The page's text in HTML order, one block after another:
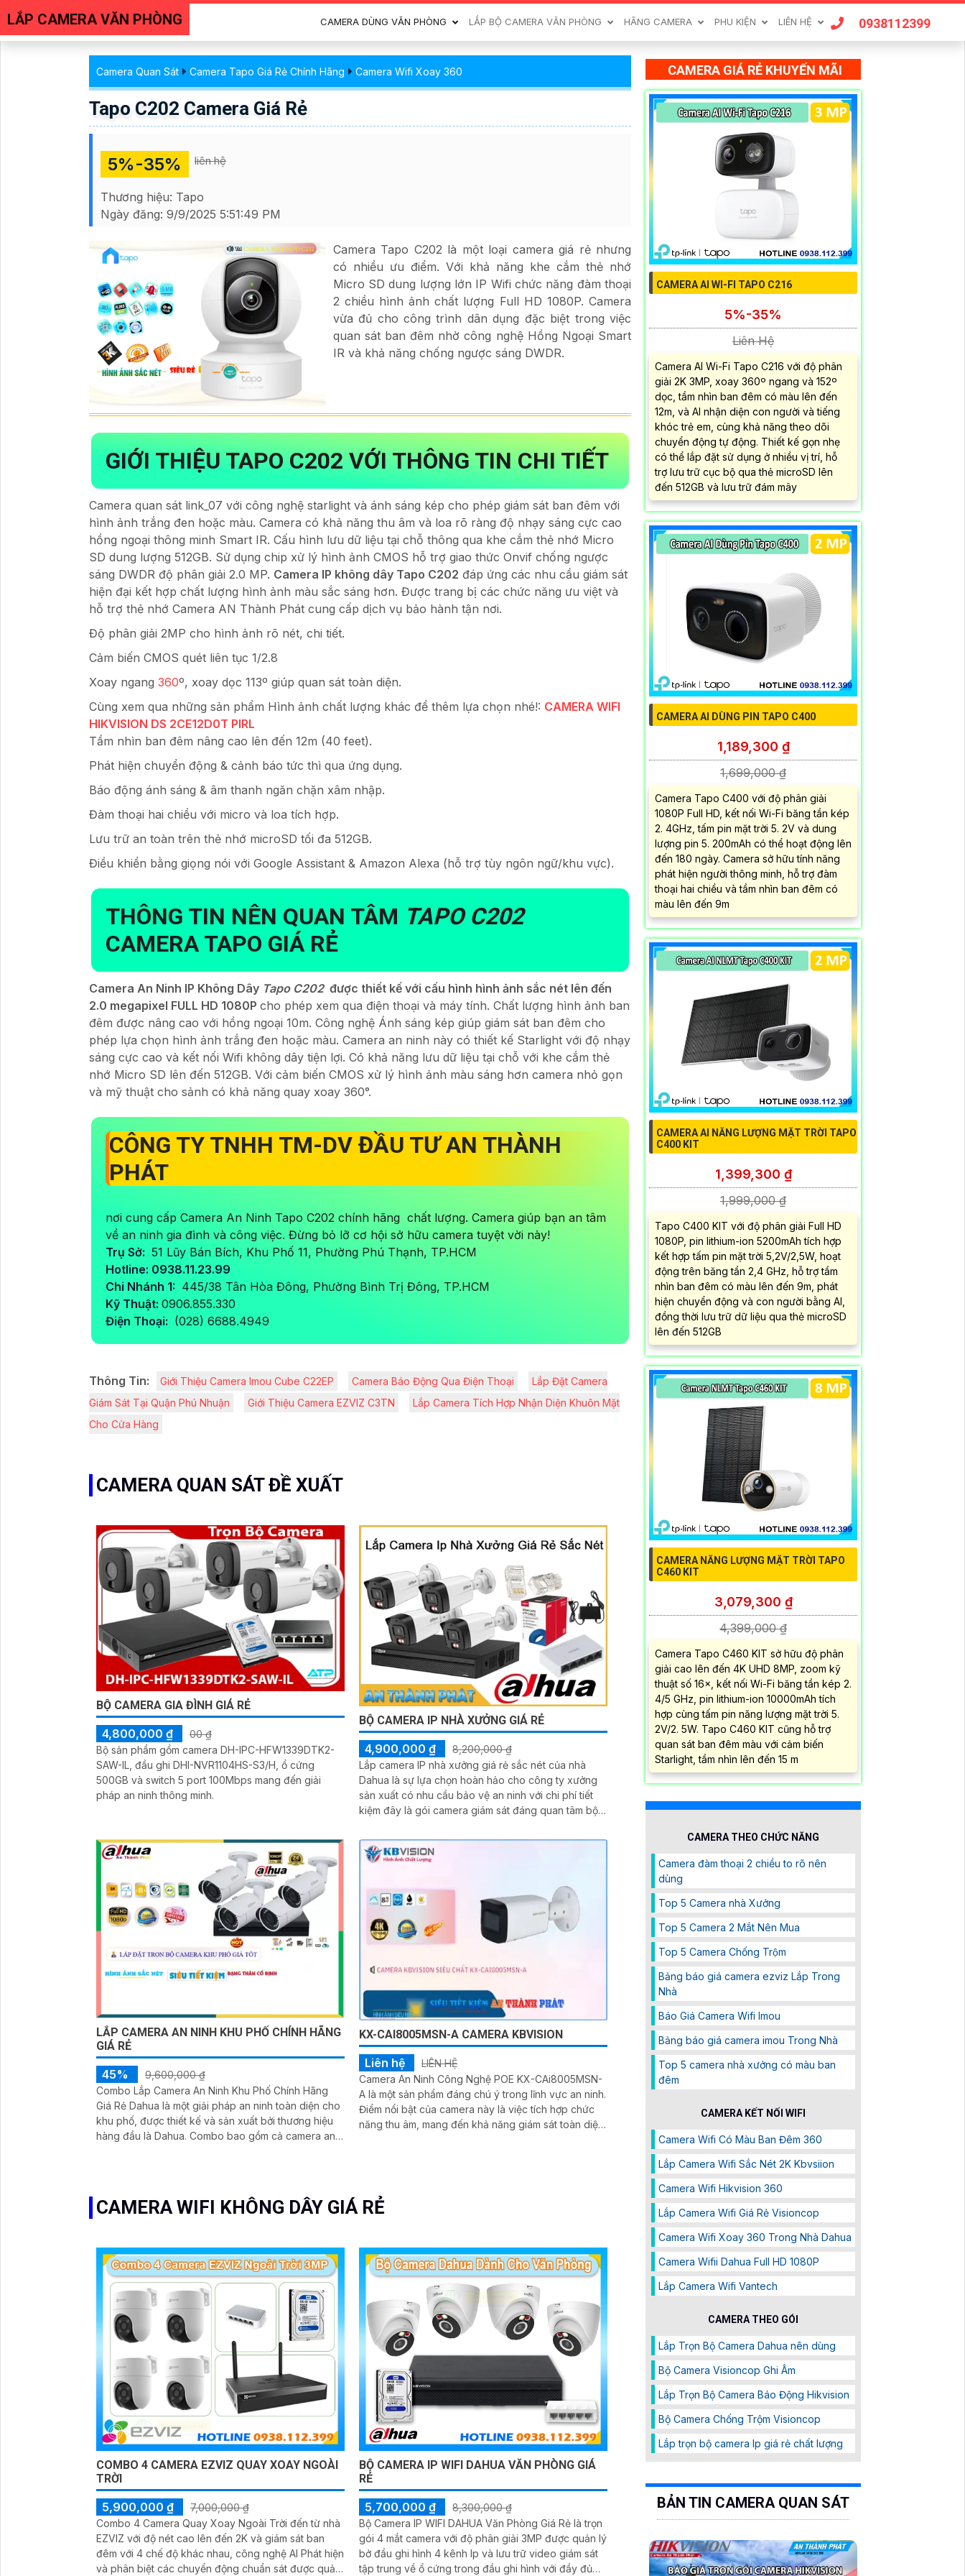
LẮP CAMERA VĂN PHÒNG CAMERA DÙNG VĂN PHÒNG LẮP BỘ CAMERA VĂN PHÒNG HÃNG CAMERA PHU KIỆN LIÊN HỆ 0938112399
Camera Quan Sát Camera Tapo Giá Rẻ Chính Hãng Camera Wifi Xoay 360
Tapo C202 Camera Giá Rẻ
5%-35% liên hệ
Thương hiệu: Tapo
Ngày đăng: 9/9/2025 5:51:49 PM
Camera Tapo C202 là một loại camera giá rẻ nhưng
có nhiều ưu điểm. Với khả năng khe cắm thẻ nhớ
Micro SD dung lượng lớn IP Wifi chức năng đàm thoại
2 chiều hình ảnh chất lượng Full HD 1080P. Camera
vừa đủ cho công trình dân dụng đặc biệt trong việc
quan sát ban đêm nhờ công nghệ Hồng Ngoại Smart
IR và khả năng chống ngược sáng DWDR.
GIỚI THIỆU TAPO C202 VỚI THÔNG TIN CHI TIẾT
Camera quan sát link_07 với công nghệ starlight và ánh sáng kép cho phép giám sát ban đêm với
hình ảnh trắng đen hoặc màu. Camera có khả năng thu âm và loa rõ ràng độ nhạy sáng cực cao
hồng ngoại thông minh Smart IR. Cấu hình lưu dữ liệu tại chỗ thông qua khe cắm thẻ nhớ Micro
SD dung lượng 512GB. Sử dụng chip xử lý hình ảnh CMOS hỗ trợ giao thức Onvif chống ngược
sáng DWDR độ phân giải 2.0 MP. Camera IP không dây Tapo C202 đáp ứng các nhu cầu giám sát
hiện đại kết hợp chất lượng hình ảnh màu sắc sáng hơn. Được trang bị các chức năng ưu việt và
hỗ trợ thẻ nhớ Camera AN Thành Phát cung cấp dịch vụ bảo hành tận nơi.
Độ phân giải 2MP cho hình ảnh rõ nét, chi tiết.
Cảm biến CMOS quét liên tục 1/2.8
Xoay ngang 360º, xoay dọc 113º giúp quan sát toàn diện.
Cùng xem qua những sản phẩm Hình ảnh chất lượng khác để thêm lựa chọn nhé!: CAMERA WIFI
HIKVISION DS 2CE12D0T PIRL
Tầm nhìn ban đêm nâng cao lên đến 12m (40 feet).
Phát hiện chuyển động & cảnh báo tức thì qua ứng dụng.
Báo động ánh sáng & âm thanh ngăn chặn xâm nhập.
Đàm thoại hai chiều với micro và loa tích hợp.
Lưu trữ an toàn trên thẻ nhớ microSD tối đa 512GB.
Điều khiển bằng giọng nói với Google Assistant & Amazon Alexa (hỗ trợ tùy ngôn ngữ/khu vực).
THÔNG TIN NÊN QUAN TÂM TAPO C202
CAMERA TAPO GIÁ RẺ
Camera An Ninh IP Không Dây Tapo C202được thiết kế với cấu hình hình ảnh sắc nét lên đến
2.0 megapixel FULL HD 1080P cho phép xem qua điện thoại và máy tính. Chất lượng hình ảnh ban
đêm được nâng cao với hồng ngoại 10m. Công nghệ Ánh sáng kép giúp giám sát ban đêm cho
phép lựa chọn hình ảnh trắng đen hoặc màu. Camera an ninh này có thiết kế Starlight với độ nhạy
sáng cực cao và kết nối Wifi không dây tiện lợi. Có khả năng lưu dữ liệu tại chỗ với khe cắm thẻ
nhớ Micro SD lên đến 512GB. Với cảm biến CMOS xử lý hình ảnh màu sáng hơn camera nhỏ gọn
và mỹ thuật cho sảnh có khả năng quay xoay 360°.
CÔNG TY TNHH TM-DV ĐẦU TƯ AN THÀNH
PHÁT
nơi cung cấp Camera An Ninh Tapo C202 chính hãng chất lượng. Camera giúp bạn an tâm
về an ninh gia đình và công việc. Đừng bỏ lỡ cơ hội sở hữu camera tuyệt vời này!
Trụ Sở: 51 Lũy Bán Bích, Khu Phố 11, Phường Phú Thạnh, TP.HCM
Hotline: 0938.11.23.99
Chi Nhánh 1: 445/38 Tân Hòa Đông, Phường Bình Trị Đông, TP.HCM
Kỹ Thuật: 0906.855.330
Điện Thoại: (028) 6688.4949
Thông Tin: Giới Thiệu Camera Imou Cube C22EP Camera Báo Động Qua Điện Thoại
Lắp Đặt Camera
Giám Sát Tại Quận Phú Nhuận
Giới Thiệu Camera EZVIZ C3TN
Lắp Camera Tích Hợp Nhận Diện Khuôn Mặt
Cho Cửa Hàng
CAMERA QUAN SÁT ĐỀ XUẤT
BỘ CAMERA GIA ĐÌNH GIÁ RẺ
4,800,000 ₫
00 ₫
Bộ sản phẩm gồm camera DH-IPC-HFW1339DTK2-
SAW-IL, đầu ghi DHI-NVR1104HS-S3/H, ổ cứng
500GB và switch 5 port 100Mbps mang đến giải
pháp an ninh thông minh.
BỘ CAMERA IP NHÀ XƯỞNG GIÁ RẺ
4,900,000 ₫
8,200,000 ₫
Lắp camera IP nhà xưởng giá rẻ sắc nét của nhà
Dahua là sự lựa chọn hoàn hảo cho công ty xưởng
sản xuất có nhu cầu bảo vệ an ninh với chi phí tiết
kiệm đây là gói camera giám sát đáng quan tâm bộ
cung cấp hình ảnh rõ nét chất lượng cao cho người
dùng với bộ camera camera IP Dahua bảo vệ an
LẮP CAMERA AN NINH KHU PHỐ CHÍNH HÃNG
GIÁ RẺ
45%
9,600,000 ₫
Combo Lắp Camera An Ninh Khu Phố Chính Hãng
Giá Rẻ Dahua là một giải pháp an ninh toàn diện cho
khu phố, được thiết kế và sản xuất bởi thương hiệu
hàng đầu là Dahua. Combo bao gồm cả camera an
KX-CAI8005MSN-A CAMERA KBVISION
Liên hệ
LIÊN HỆ
Camera An Ninh Công Nghệ POE KX-CAi8005MSN-
A là một sản phẩm đáng chú ý trong lĩnh vực an ninh.
Điểm nổi bật của camera này là việc tích hợp chức
năng thu âm, mang đến khả năng giám sát toàn diện.
CAMERA WIFI KHÔNG DÂY GIÁ RẺ
COMBO 4 CAMERA EZVIZ QUAY XOAY NGOÀI
TRỜI
5,900,000 ₫
7,000,000 ₫
Combo 4 Camera Quay Xoay Ngoài Trời đến từ nhà
EZVIZ với độ nét cao lên đến 2K và giám sát ban
đêm với 4 chế độ khác nhau, công nghệ AI Phát hiện
và phân biệt các chuyển động chuẩn sát được quản
BỘ CAMERA IP WIFI DAHUA VĂN PHÒNG GIÁ
RẺ
5,700,000 ₫
8,300,000 ₫
Bộ Camera IP WIFI DAHUA Văn Phòng Giá Rẻ là trọn
gói 4 mắt camera với độ phân giải 3MP được quản lý
bở đầu ghi hình 4 kênh Ip và lưu trữ video giám sát
tập trung về ổ cứng trong đầu ghi hình với đầy đủ
CAMERA GIÁ RẺ KHUYẾN MÃI
CAMERA AI WI-FI TAPO C216
5%-35%
Liên Hệ
Camera AI Wi-Fi Tapo C216 với độ phân
giải 2K 3MP, xoay 360º ngang và 152º
dọc, tầm nhìn ban đêm có màu lên đến
12m, và AI nhận diện con người và tiếng
khóc trẻ em, cùng khả năng theo dõi
chuyển động tự động. Thiết kế gọn nhẹ
có thể lắp đặt sử dụng ở nhiều vị trí, hỗ
trợ lưu trữ cục bộ qua thẻ microSD lên
đến 512GB và lưu trữ đám mây
CAMERA AI DÙNG PIN TAPO C400
1,189,300 ₫
1,699,000 ₫
Camera Tapo C400 với độ phân giải
1080P Full HD, kết nối Wi-Fi băng tần kép
2. 4GHz, tấm pin mặt trời 5. 2V và dung
lượng pin 5. 200mAh có thể hoạt động lên
đến 180 ngày. Camera sở hữu tính năng
phát hiện người thông minh, hỗ trợ đàm
thoại hai chiều và tầm nhìn ban đêm có
màu lên đến 9m
CAMERA AI NĂNG LƯỢNG MẶT TRỜI TAPO
C400 KIT
1,399,300 ₫
1,999,000 ₫
Tapo C400 KIT với độ phân giải Full HD
1080P, pin lithium-ion 5200mAh tích hợp
kết hợp tấm pin mặt trời 5,2V/2,5W, hoạt
động trên băng tần 2,4 GHz, hỗ trợ tầm
nhìn ban đêm có màu lên đến 9m, phát
hiện chuyển động và con người bằng AI,
đồng thời lưu trữ dữ liệu qua thẻ microSD
lên đến 512GB
CAMERA NĂNG LƯỢNG MẶT TRỜI TAPO
C460 KIT
3,079,300 ₫
4,399,000 ₫
Camera Tapo C460 KIT sở hữu độ phân
giải cao lên đến 4K UHD 8MP, zoom kỹ
thuật số 16×, kết nối Wi-Fi băng tần kép 2.
4/5 GHz, pin lithium-ion 10000mAh tích
hợp cùng tấm pin năng lượng mặt trời 5.
2V/2. 5W. Tapo C460 KIT cũng hỗ trợ
quan sát ban đêm màu với cảm biến
Starlight, tầm nhìn lên đến 15 m
CAMERA THEO CHỨC NĂNG
Camera đàm thoại 2 chiều to rõ nên
dùng
Top 5 Camera nhà Xưởng
Top 5 Camera 2 Mắt Nên Mua
Top 5 Camera Chống Trộm
Bảng báo giá camera ezviz Lắp Trong
Nhà
Báo Giá Camera Wifi Imou
Bảng báo giá camera imou Trong Nhà
Top 5 camera nhà xưởng có màu ban
đêm
CAMERA KẾT NỐI WIFI
Camera Wifi Có Màu Ban Đêm 360
Lắp Camera Wifi Sắc Nét 2K Kbvsiion
Camera Wifi Hikvision 360
Lắp Camera Wifi Giá Rẻ Visioncop
Camera Wifi Xoay 360 Trong Nhà Dahua
Camera Wifii Dahua Full HD 1080P
Lắp Camera Wifi Vantech
CAMERA THEO GÓI
Lắp Trọn Bộ Camera Dahua nên dùng
Bộ Camera Visioncop Ghi Âm
Lắp Trọn Bộ Camera Báo Động Hikvision
Bộ Camera Chống Trộm Visioncop
Lắp trọn bộ camera Ip giá rẻ chất lượng
BẢN TIN CAMERA QUAN SÁT